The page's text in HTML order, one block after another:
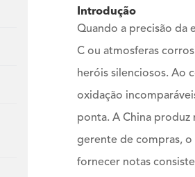
Introdução
Quando a precisão da
C ou atmosferas
heróis silenciosos. Ao
oxidação
ponta. A China produz
gerente de compras,
fornecer notas